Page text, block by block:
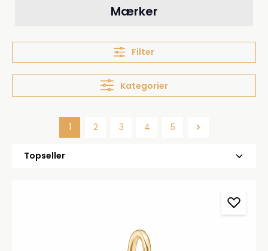
Mærker
Filter
Kategorier
Side
1 Side
2 Side
3 Side
4 Side
5